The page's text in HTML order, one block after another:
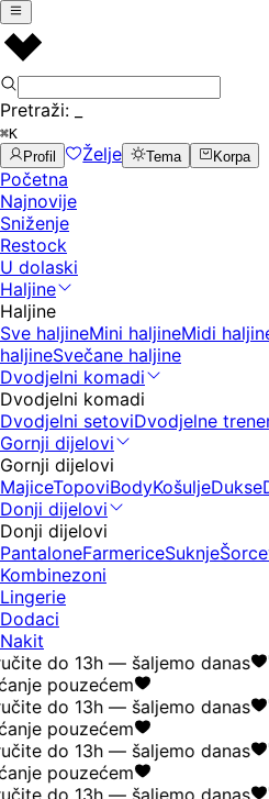
Pretraži:
⌘K
Profil
Želje Tema Korpa
Početna
Najnovije
Sniženje
Restock
U dolaski
Haljine
Haljine
Sve haljineMini haljineMidi
haljineSvečane haljine
Dvodjelni komadi
Dvodjelni komadi
Dvodjelni setoviDvodjelne
Gornji dijelovi
Gornji dijelovi
MajiceTopoviBodyKošuljeDukse
Donji dijelovi
Donji dijelovi
PantaloneFarmericeSuknje
Kombinezoni
Lingerie
Dodaci
Nakit
do 13h — šaljemo danas
pouzećem
do 13h — šaljemo danas
pouzećem
do 13h — šaljemo danas
pouzećem
do 13h — šaljemo danas